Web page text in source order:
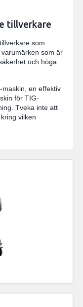
tillverkare
som
varumärken som är
och höga
en effektiv
för TIG-
Tveka inte att
vilken